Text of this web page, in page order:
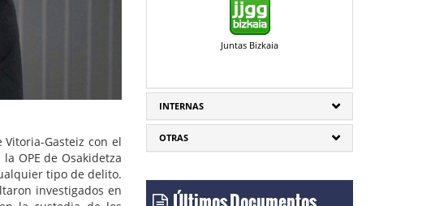
Gasteiz con el
OPE de Osakidetza
tipo de delito.
investigados en
Juntas Bizkaia
INTERNAS
OTRAS
Últimos Documentos